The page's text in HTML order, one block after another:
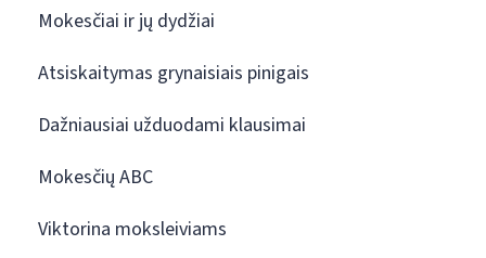
Mokesčiai ir jų dydžiai
Atsiskaitymas grynaisiais pinigais
Dažniausiai užduodami klausimai
Mokesčių ABC
Viktorina moksleiviams